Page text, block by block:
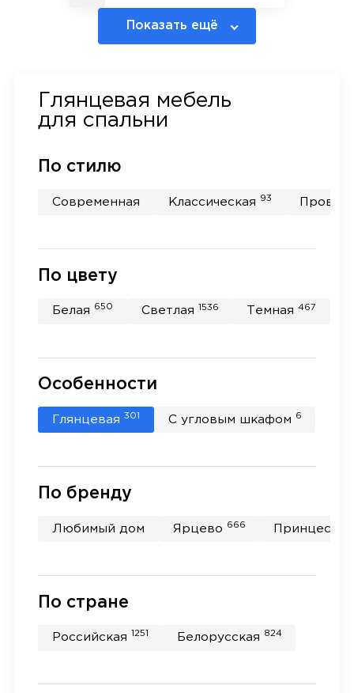
Показать ещё
Глянцевая мебель
для спальни
По стилю
Современная Классическая 93
По цвету
Белая 650 Светлая 1536 Темная467
Особенности
Глянцевая 301 С угловым шкафом 6
По бренду
Любимый дом Ярцево 666 Принцесса
По стране
Российская 1251 Белорусская 824